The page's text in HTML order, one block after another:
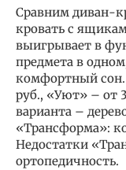
Сравним диван-
кровать с
выигрывает в
предмета в
комфортный
руб., «Уют» – от
варианта –
«Трансформа»:
Недостатки
ортопедичность.